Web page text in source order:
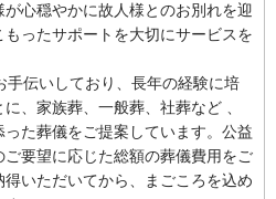
心穏やかに故人様とのお別れを迎
ったサポートを大切にサービスを
伝いしており、長年の経験に培
、家族葬、一般葬、社葬など 、
た葬儀をご提案しています。公益
要望に応じた総額の葬儀費用をご
いただいてから、まごころを込め